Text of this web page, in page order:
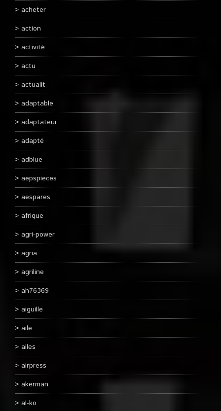
acheter
action
activité
actu
actualit
adaptable
adaptateur
adapté
adblue
aepspieces
aespares
afrique
agri-power
agria
agriline
ah76369
aiguille
aile
ailes
airpress
akerman
al-ko